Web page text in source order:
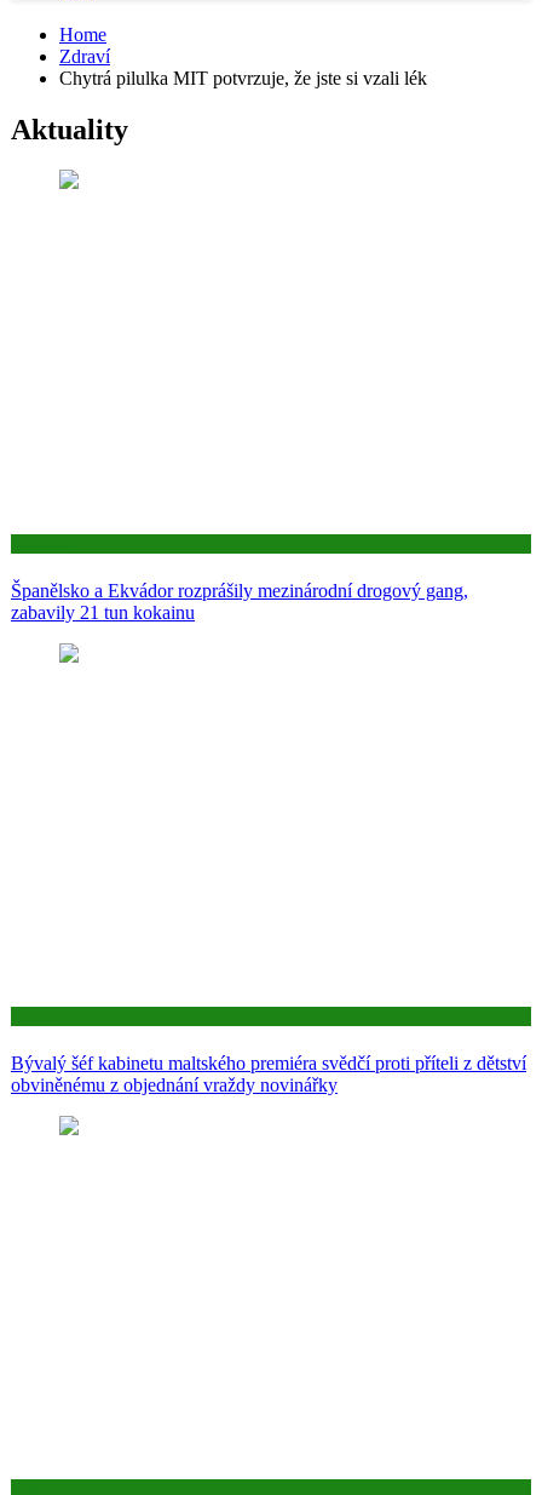
Home
Zdraví
Chytrá pilulka MIT potvrzuje, že jste si vzali lék
Aktuality
Španělsko a Ekvádor rozprášily mezinárodní drogový gang,
zabavily 21 tun kokainu
Bývalý šéf kabinetu maltského premiéra svědčí proti příteli z dětství
obviněnému z objednání vraždy novinářky